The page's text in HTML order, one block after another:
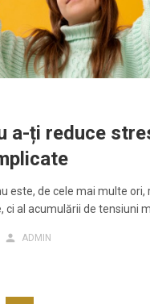
a-ți reduce
este, de cele mai multe
ci al acumulării de tensiuni
ADMIN